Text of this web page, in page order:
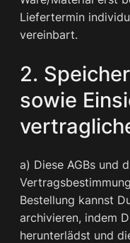
Liefertermin
vereinbart.
2.
sowie
a) Diese AGBs und
Bestellung kannst
archivieren, indem
herunterlädst und